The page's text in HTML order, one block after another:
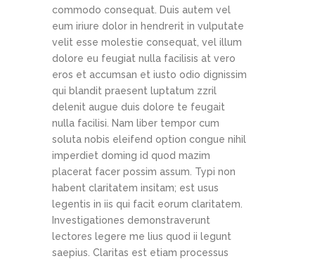
commodo consequat. Duis autem vel
eum iriure dolor in hendrerit in vulputate
velit esse molestie consequat, vel illum
dolore eu feugiat nulla facilisis at vero
eros et accumsan et iusto odio dignissim
qui blandit praesent luptatum zzril
delenit augue duis dolore te feugait
nulla facilisi. Nam liber tempor cum
soluta nobis eleifend option congue nihil
imperdiet doming id quod mazim
placerat facer possim assum. Typi non
habent claritatem insitam; est usus
legentis in iis qui facit eorum claritatem.
Investigationes demonstraverunt
lectores legere me lius quod ii legunt
saepius. Claritas est etiam processus